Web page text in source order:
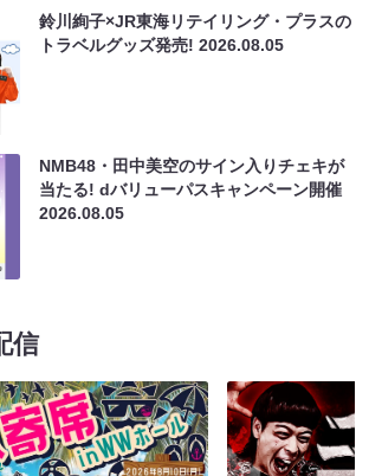
鈴川絢子×JR東海リテイリング・プラスの
トラベルグッズ発売!2026.08.05
NMB48・田中美空のサイン入りチェキが
当たる! dバリューパスキャンペーン開催
2026.08.05
信